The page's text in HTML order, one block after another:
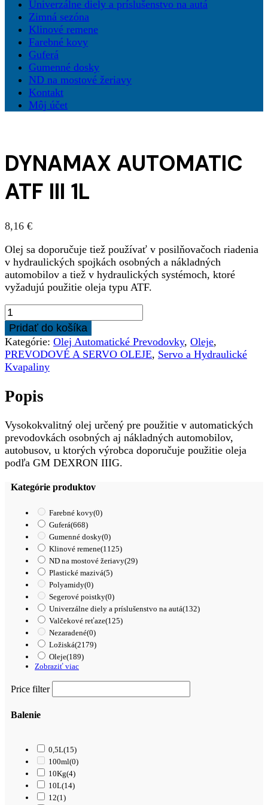
Univerzálne diely a príslušenstvo na autá
Zimná sezóna
Klinové remene
Farebné kovy
Guferá
Gumenné dosky
ND na mostové žeriavy
Kontakt
Môj účet
DYNAMAX AUTOMATIC
ATF III 1L
8,16 €
Olej sa doporučuje tiež používať v posilňovačoch riadenia
v hydraulických spojkách osobných a nákladných
automobilov a tiež v hydraulických systémoch, ktoré
vyžadujú použitie oleja typu ATF.
množstvo
DYNAMAX
AUTOMATIC
ATF
III
1L
Pridať do košíka
Kategórie: Olej Automatické Prevodovky, Oleje,
PREVODOVÉ A SERVO OLEJE, Servo a Hydraulické
Kvapaliny
Popis
Vysokokvalitný olej určený pre použitie v automatických
prevodovkách osobných aj nákladných automobilov,
autobusov, u ktorých výrobca doporučuje použitie oleja
podľa GM DEXRON IIIG.
Kategórie produktov
Farebné kovy(0)
Guferá(668)
Gumenné dosky(0)
Klinové remene(1125)
ND na mostové žeriavy(29)
Plastické mazivá(5)
Polyamidy(0)
Segerové poistky(0)
Univerzálne diely a príslušenstvo na autá(132)
Valčekové reťaze(125)
Nezaradené(0)
Ložiská(2179)
Oleje(189)
Zobraziť viac
Price filter
Balenie
0,5L(15)
100ml(0)
10Kg(4)
10L(14)
12(1)